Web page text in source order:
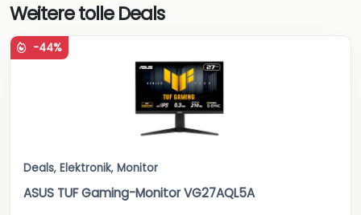
Weitere tolle Deals
-44%
Deals, Elektronik, Monitor
ASUS TUF Gaming-Monitor VG27AQL5A